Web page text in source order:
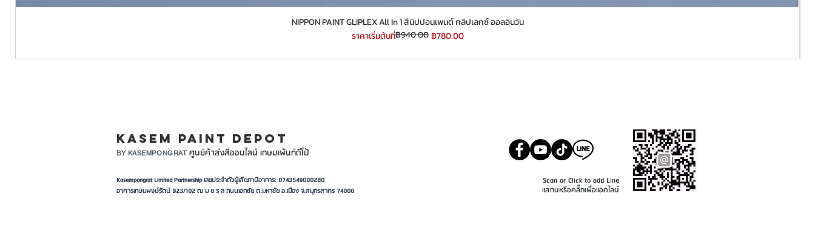
​​​​​​​NIPPON PAINT GLIPLEX All In 1 สีนิปปอนเพนต์ กลิปเลกซ์ ออลอินวัน
ราคาเริ่มต้นที่
ราคาปกติ ฿940.00 ฿780.00
ราคาขายลด
KASEM PAINT DEPOT
BY KASEMPONGRAT ศูนย์ค้าส่งสีออนไลน์ เกษมเพ้นท์ดีโป้
Kasempongrat Limited Partnership เลขประจำตัวผู้เสียภาษีอาการ: 0743549000280
อาคารเกษมพงษ์รัตน์ 923/102 ฒ ม ย ร ล ถนนเอกชัย ต.มหาชัย อ.เมือง จ.สมุทรสาคร 74000
Scan or Click to add Line
แสกนหรือคลิ๊กเพื่อแอดไลน์